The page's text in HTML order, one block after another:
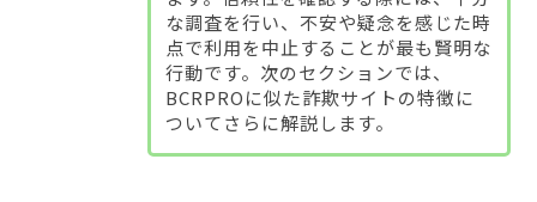
な調査を行い、不安や疑念を感じた時
点で利用を中止することが最も賢明な
行動です。次のセクションでは、
BCRPROに似た詐欺サイトの特徴に
ついてさらに解説します。